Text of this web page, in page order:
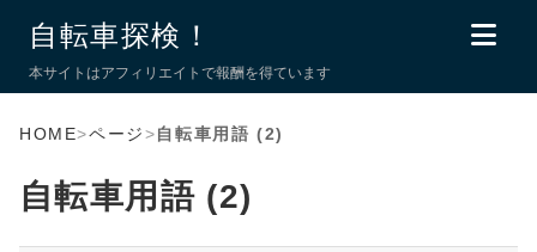
自転車探検！
本サイトはアフィリエイトで報酬を得ています
HOME>ページ>自転車用語 (2)
自転車用語 (2)